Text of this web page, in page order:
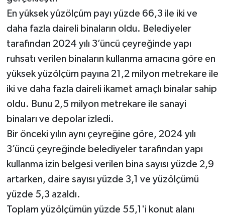
En yüksek yüzölçüm payı yüzde 66,3 ile iki ve
daha fazla daireli binaların oldu. Belediyeler
tarafından 2024 yılı 3’üncü çeyreğinde yapı
ruhsatı verilen binaların kullanma amacına göre en
yüksek yüzölçüm payına 21,2 milyon metrekare ile
iki ve daha fazla daireli ikamet amaçlı binalar sahip
oldu. Bunu 2,5 milyon metrekare ile sanayi
binaları ve depolar izledi.
Bir önceki yılın aynı çeyreğine göre, 2024 yılı
3’üncü çeyreğinde belediyeler tarafından yapı
kullanma izin belgesi verilen bina sayısı yüzde 2,9
artarken, daire sayısı yüzde 3,1 ve yüzölçümü
yüzde 5,3 azaldı.
Toplam yüzölçümün yüzde 55,1'i konut alanı